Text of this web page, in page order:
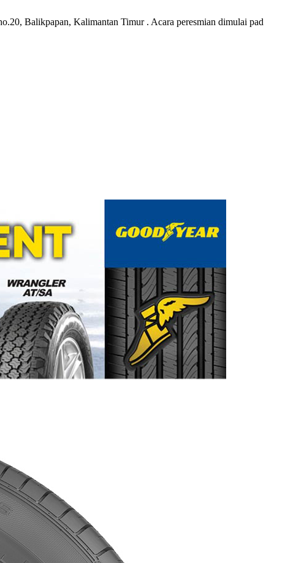
Balikpapan, Kalimantan Timur . Acara peresmian dimulai pad